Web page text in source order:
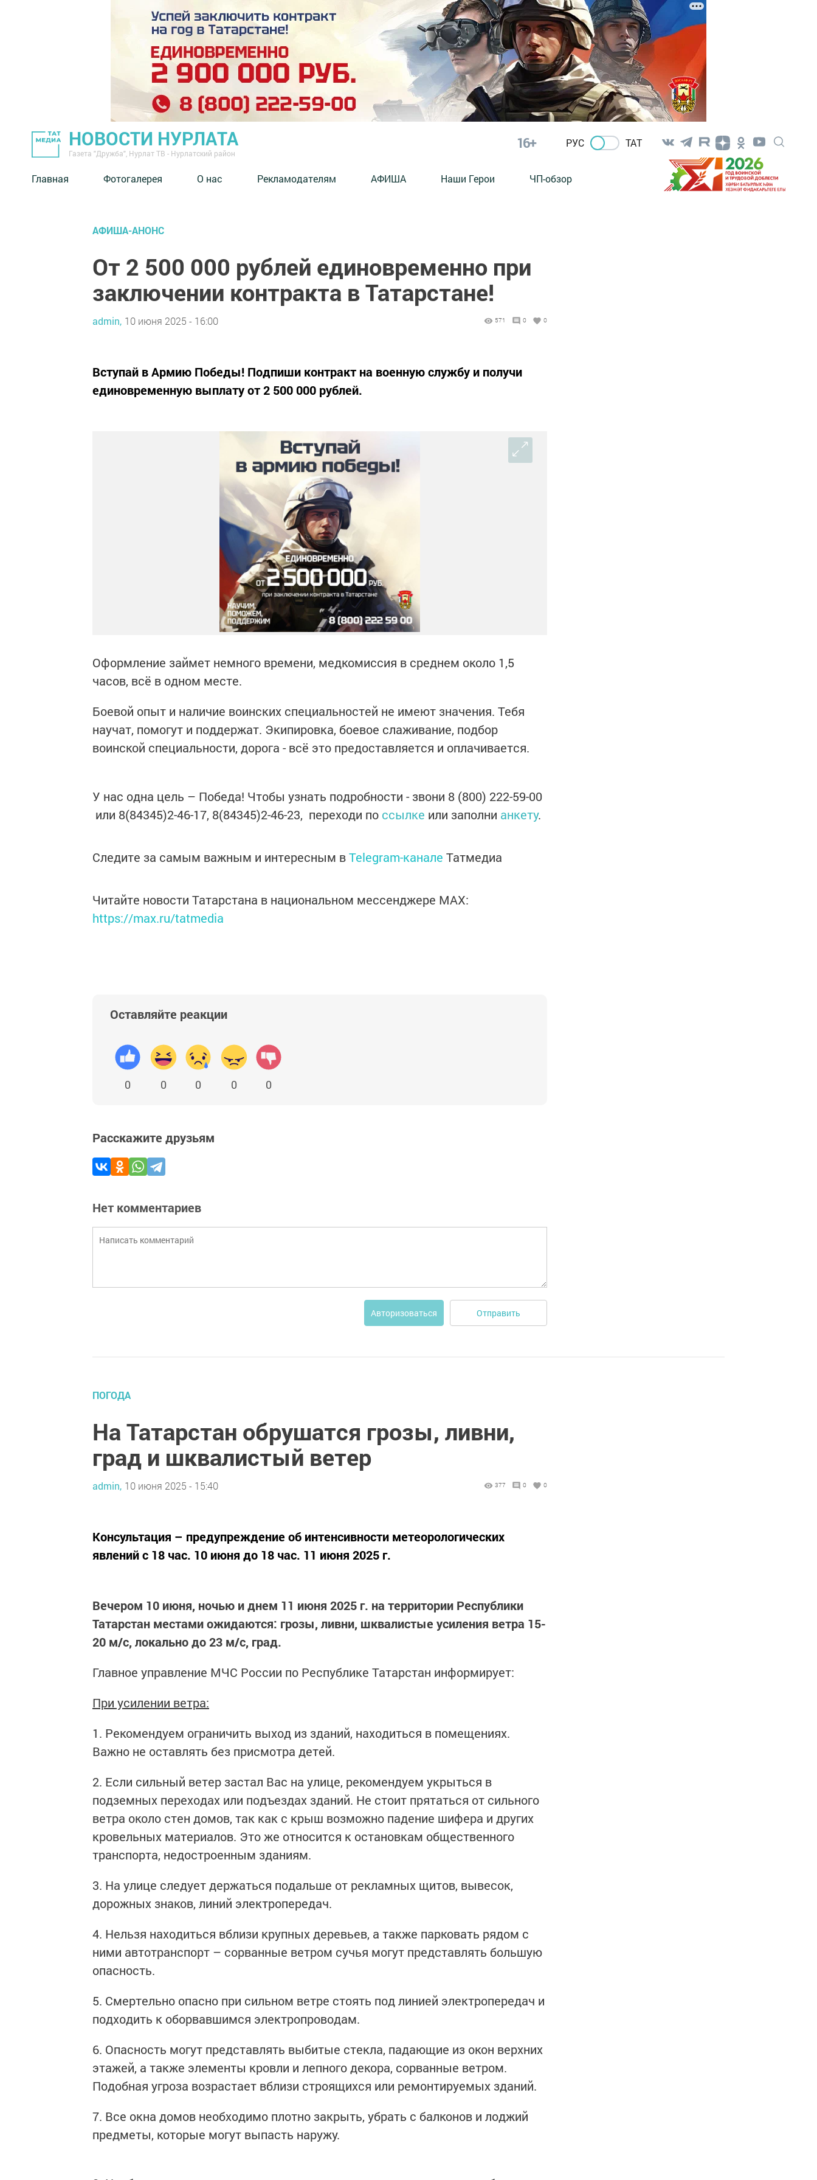
НОВОСТИ НУРЛАТА
Газета "Дружба", Нурлат ТВ - Нурлатский район
16+ РУС ТАТ
Главная Фотогалерея О нас Рекламодателям АФИША Наши Герои ЧП-обзор
АФИША-АНОНС
От 2 500 000 рублей единовременно при
заключении контракта в Татарстане!
admin, 10 июня 2025 - 16:00 571 0 0
Вступай в Армию Победы! Подпиши контракт на военную службу и получи
единовременную выплату от 2 500 000 рублей.
Оформление займет немного времени, медкомиссия в среднем около 1,5
часов, всё в одном месте.
Боевой опыт и наличие воинских специальностей не имеют значения. Тебя
научат, помогут и поддержат. Экипировка, боевое слаживание, подбор
воинской специальности, дорога - всё это предоставляется и оплачивается.
У нас одна цель – Победа! Чтобы узнать подробности - звони 8 (800) 222-59-00
или 8(84345)2-46-17, 8(84345)2-46-23, переходи по ссылке или заполни анкету.
Следите за самым важным и интересным вTelegram-канале Татмедиа
Читайте новости Татарстана в национальном мессенджере MАХ:
https://max.ru/tatmedia
Оставляйте реакции
0 0 0 0 0
Расскажите друзьям
Нет комментариев
Авторизоваться Отправить
ПОГОДА
На Татарстан обрушатся грозы, ливни,
град и шквалистый ветер
admin, 10 июня 2025 - 15:40 377 0 0
Консультация – предупреждение об интенсивности метеорологических
явлений с 18 час. 10 июня до 18 час. 11 июня 2025 г.
Вечером 10 июня, ночью и днем 11 июня 2025 г. на территории Республики
Татарстан местами ожидаются: грозы, ливни, шквалистые усиления ветра 15-
20 м/с, локально до 23 м/с, град.
Главное управление МЧС России по Республике Татарстан информирует:
При усилении ветра:
1. Рекомендуем ограничить выход из зданий, находиться в помещениях.
Важно не оставлять без присмотра детей.
2. Если сильный ветер застал Вас на улице, рекомендуем укрыться в
подземных переходах или подъездах зданий. Не стоит прятаться от сильного
ветра около стен домов, так как с крыш возможно падение шифера и других
кровельных материалов. Это же относится к остановкам общественного
транспорта, недостроенным зданиям.
3. На улице следует держаться подальше от рекламных щитов, вывесок,
дорожных знаков, линий электропередач.
4. Нельзя находиться вблизи крупных деревьев, а также парковать рядом с
ними автотранспорт – сорванные ветром сучья могут представлять большую
опасность.
5. Смертельно опасно при сильном ветре стоять под линией электропередач и
подходить к оборвавшимся электропроводам.
6. Опасность могут представлять выбитые стекла, падающие из окон верхних
этажей, а также элементы кровли и лепного декора, сорванные ветром.
Подобная угроза возрастает вблизи строящихся или ремонтируемых зданий.
7. Все окна домов необходимо плотно закрыть, убрать с балконов и лоджий
предметы, которые могут выпасть наружу.